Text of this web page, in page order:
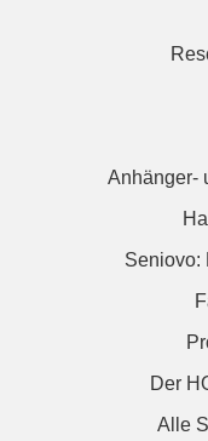
Anhänger-
Seniovo:
Der
Alle